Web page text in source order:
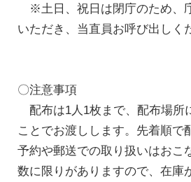
※土日、祝日は閉庁のため、
いただき、当直員お呼び出しく
〇注意事項
配布は1人1枚まで、配布場所
ことでお渡しします。先着順で
予約や郵送での取り扱いはおこ
数に限りがありますので、在庫